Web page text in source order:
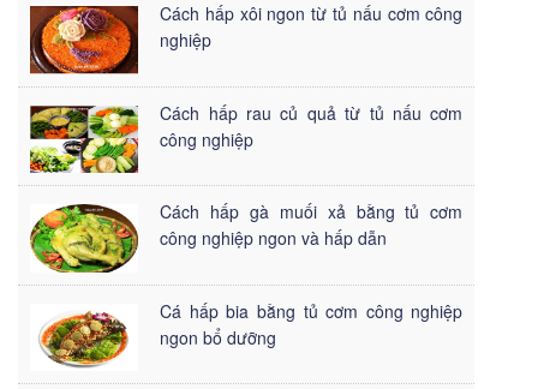
Cách hấp xôi ngon từ tủ nấu cơm công
nghiệp
Cách hấp rau củ quả từ tủ nấu cơm
công nghiệp
Cách hấp gà muối xả bằng tủ cơm
công nghiệp ngon và hấp dẫn
Cá hấp bia bằng tủ cơm công nghiệp
ngon bổ dưỡng